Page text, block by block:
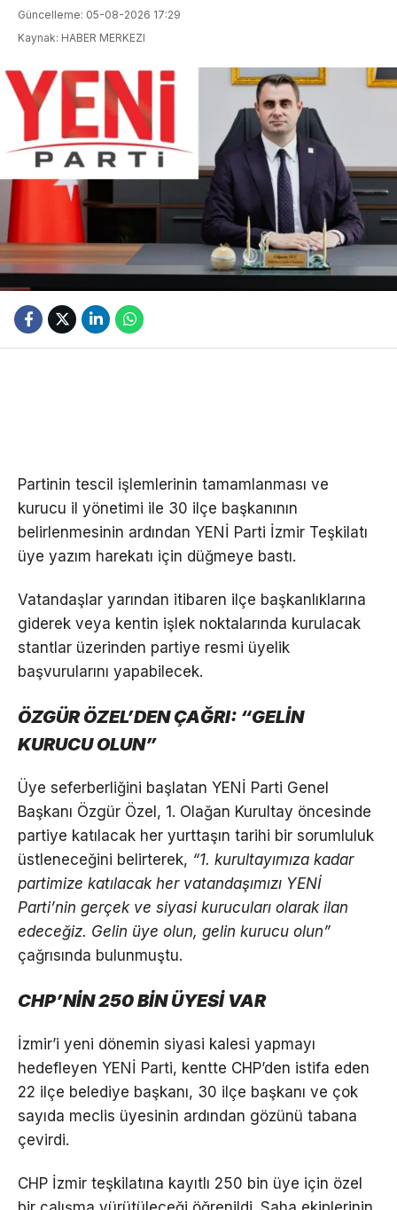
Güncelleme: 05-08-2026 17:29
Kaynak: HABER MERKEZI
Partinin tescil işlemlerinin tamamlanması ve
kurucu il yönetimi ile 30 ilçe başkanının
belirlenmesinin ardından YENİ Parti İzmir Teşkilatı
üye yazım harekatı için düğmeye bastı.
Vatandaşlar yarından itibaren ilçe başkanlıklarına
giderek veya kentin işlek noktalarında kurulacak
stantlar üzerinden partiye resmi üyelik
başvurularını yapabilecek.
ÖZGÜR ÖZEL’DEN ÇAĞRI: “GELİN
KURUCU OLUN”
Üye seferberliğini başlatan YENİ Parti Genel
Başkanı Özgür Özel, 1. Olağan Kurultay öncesinde
partiye katılacak her yurttaşın tarihi bir sorumluluk
üstleneceğini belirterek, “1. kurultayımıza kadar
partimize katılacak her vatandaşımızı YENİ
Parti’nin gerçek ve siyasi kurucuları olarak ilan
edeceğiz. Gelin üye olun, gelin kurucu olun”
çağrısında bulunmuştu.
CHP’NİN 250 BİN ÜYESİ VAR
İzmir’i yeni dönemin siyasi kalesi yapmayı
hedefleyen YENİ Parti, kentte CHP’den istifa eden
22 ilçe belediye başkanı, 30 ilçe başkanı ve çok
sayıda meclis üyesinin ardından gözünü tabana
çevirdi.
CHP İzmir teşkilatına kayıtlı 250 bin üye için özel